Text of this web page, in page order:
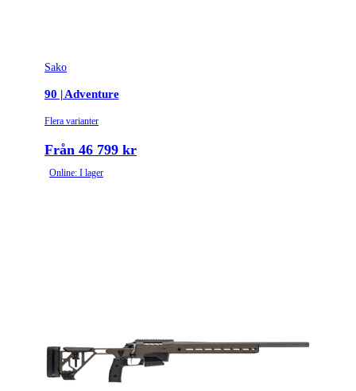
Sako
90 | Adventure
Flera varianter
Från 46 799 kr
Online: I lager